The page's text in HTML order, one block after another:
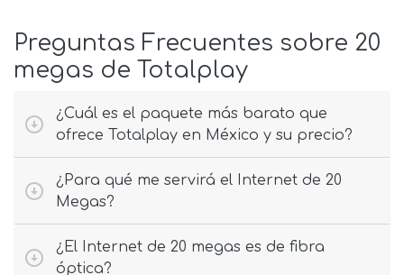
Preguntas Frecuentes sobre 20
megas de Totalplay
¿Cuál es el paquete más barato que
ofrece Totalplay en México y su precio?
¿Para qué me servirá el Internet de 20
Megas?
¿El Internet de 20 megas es de fibra
óptica?